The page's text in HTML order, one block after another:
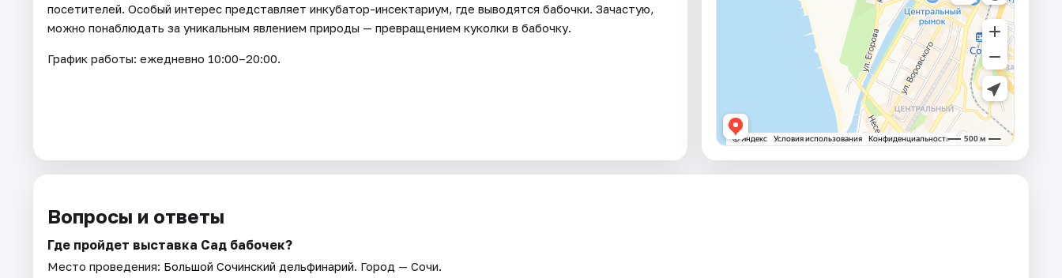
посетителей. Особый интерес представляет инкубатор-инсектариум, где выводятся бабочки. Зачастую,
можно понаблюдать за уникальным явлением природы — превращением куколки в бабочку.
График работы: ежедневно 10:00–20:00.
Вопросы и ответы
Где пройдет выставка Сад бабочек?
Место проведения: Большой Сочинский дельфинарий. Город — Сочи.